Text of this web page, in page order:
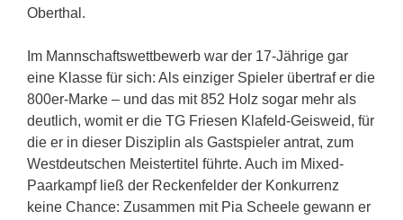
Oberthal.
Im Mannschaftswettbewerb war der 17-Jährige gar
eine Klasse für sich: Als einziger Spieler übertraf er die
800er-Marke – und das mit 852 Holz sogar mehr als
deutlich, womit er die TG Friesen Klafeld-Geisweid, für
die er in dieser Disziplin als Gastspieler antrat, zum
Westdeutschen Meistertitel führte. Auch im Mixed-
Paarkampf ließ der Reckenfelder der Konkurrenz
keine Chance: Zusammen mit Pia Scheele gewann er